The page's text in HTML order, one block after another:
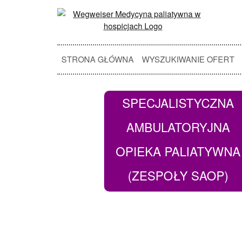
STRONA GŁÓWNA WYSZUKIWANIE OFERT
SPECJALISTYCZNA
AMBULATORYJNA
OPIEKA PALIATYWNA
(ZESPOŁY SAOP)